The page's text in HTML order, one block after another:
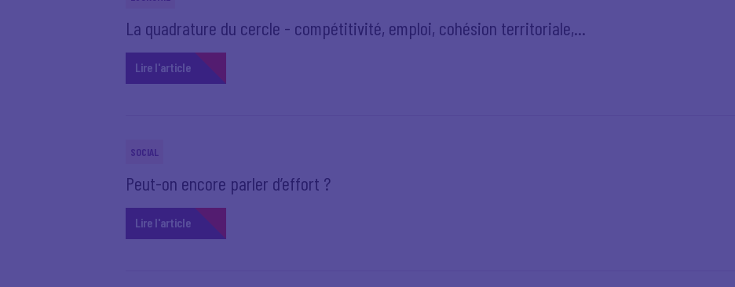
La quadrature du cercle - compétitivité, emploi, cohésion territoriale,...
Lire l'article
SOCIAL
Peut-on encore parler d’effort ?
Lire l'article